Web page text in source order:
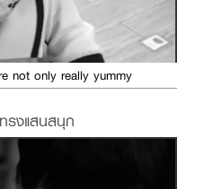
not only really yummy
รงแสนสนุก